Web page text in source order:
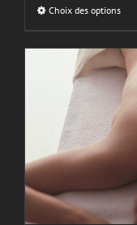
Choix des options